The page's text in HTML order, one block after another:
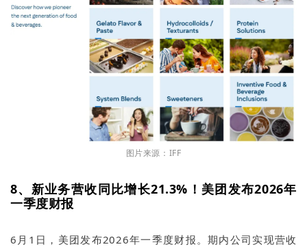
图片来源：IFF
8、新业务营收同比增长21.3%！美团发布2026年
一季度财报
6月1日，美团发布2026年一季度财报。期内公司实现营收